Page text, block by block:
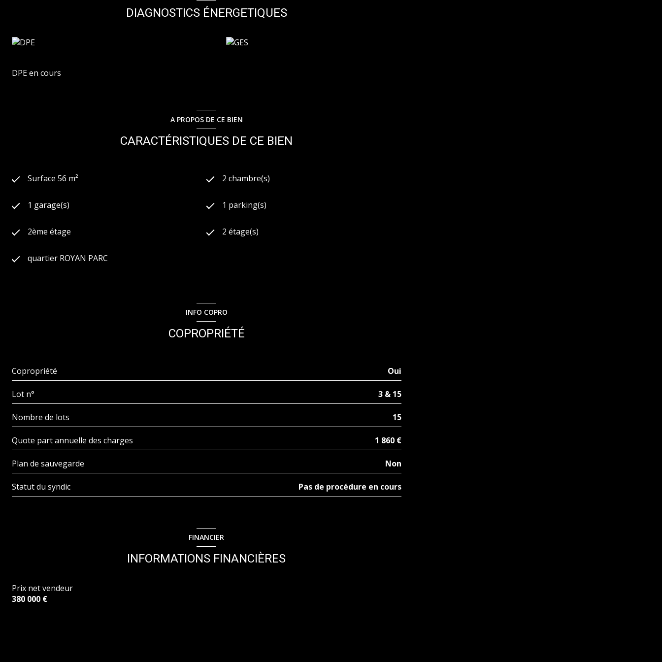
de ce logement pour un usage standard est compris entre 1120euros et 1590euros. 2021étant l'année de
référence des prix de l'énergie utilisés pour établir cette estimation. Les informations sur les risques
DIAGNOSTICS ÉNERGETIQUES
DPE en cours
A PROPOS DE CE BIEN
CARACTÉRISTIQUES DE CE BIEN
Surface 56 m² 2 chambre(s)
1 garage(s) 1 parking(s)
2ème étage 2 étage(s)
quartier ROYAN PARC
INFO COPRO
COPROPRIÉTÉ
Copropriété Oui
Lot n° 3 & 15
Nombre de lots 15
Quote part annuelle des charges 1 860 €
Plan de sauvegarde Non
Statut du syndic Pas de procédure en cours
FINANCIER
INFORMATIONS FINANCIÈRES
Prix net vendeur
380 000 €